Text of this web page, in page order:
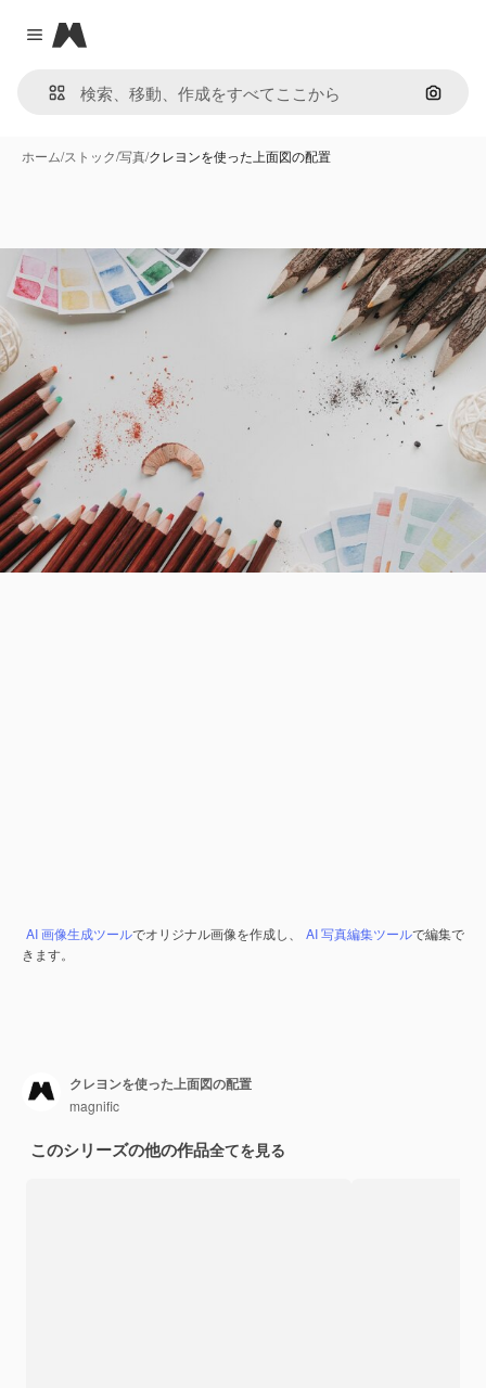
Close menu
Magnific
画像で
ホーム/ストック/写真/クレヨンを使った上面図の配置
AI 画像生成ツールでオリジナル画像を作成し、 AI 写真編集ツールで編集で
きます。
クレヨンを使った上面図の配置
magnific
このシリーズの他の作品全てを見る